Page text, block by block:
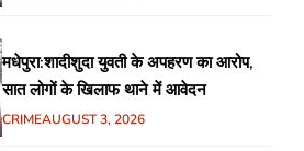
मधेपुरा:शादीशुदा युवती के अपहरण का आरोप,
सात लोगों के खिलाफ थाने में आवेदन
CRIMEAUGUST 3, 2026